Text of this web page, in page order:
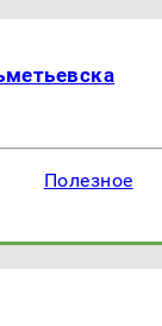
Полезное